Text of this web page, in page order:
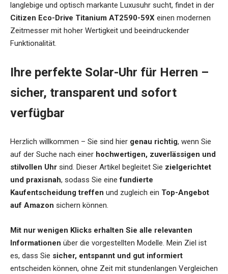
langlebige und optisch markante Luxusuhr sucht, findet in der
Citizen Eco-Drive Titanium AT2590-59X einen modernen
Zeitmesser mit hoher Wertigkeit und beeindruckender
Funktionalität.
Ihre perfekte Solar-Uhr für Herren –
sicher, transparent und sofort
verfügbar
Herzlich willkommen – Sie sind hier genau richtig, wenn Sie
auf der Suche nach einer hochwertigen, zuverlässigen und
stilvollen Uhr sind. Dieser Artikel begleitet Sie zielgerichtet
und praxisnah, sodass Sie einefundierte
Kaufentscheidung treffen und zugleich ein Top-Angebot
auf Amazon sichern können.
Mit nur wenigen Klicks erhalten Sie alle relevanten
Informationen über die vorgestellten Modelle. Mein Ziel ist
es, dass Sie sicher, entspannt und gut informiert
entscheiden können, ohne Zeit mit stundenlangen Vergleichen